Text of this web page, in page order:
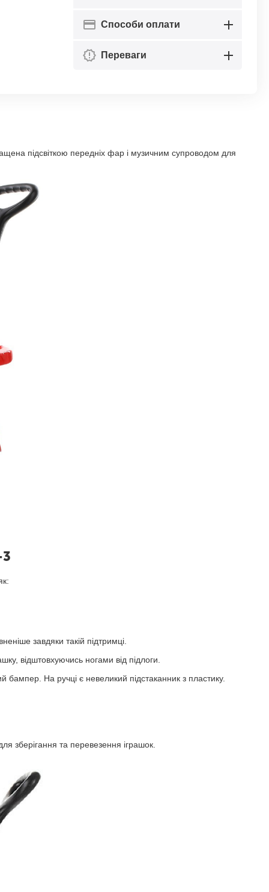
Способи оплати
Переваги
підсвіткою передніх фар і музичним супроводом для
завдяки такій підтримці.
відштовхуючись ногами від підлоги.
бампер. На ручці є невеликий підстаканник з пластику.
зберігання та перевезення іграшок.